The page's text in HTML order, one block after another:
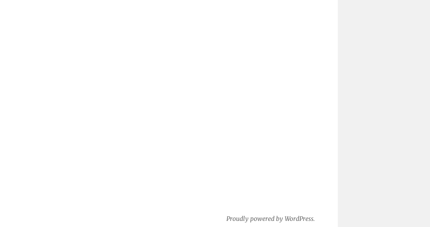
Proudly powered by WordPress.